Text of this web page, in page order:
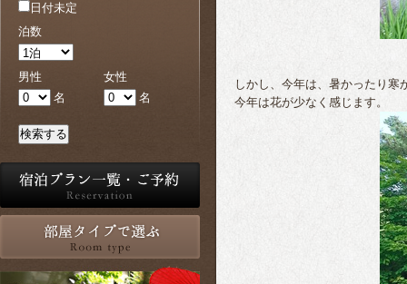
日付未定
泊数
男性
名
女性
名
検索する
しかし、今年は、暑かったり寒
今年は花が少なく感じます。